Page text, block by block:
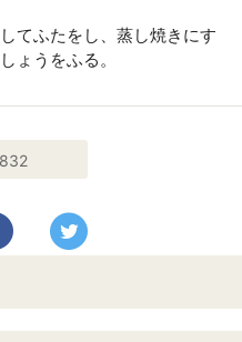
てふたをし、蒸し焼きにす
ょうをふる。
Facebookでシェアする